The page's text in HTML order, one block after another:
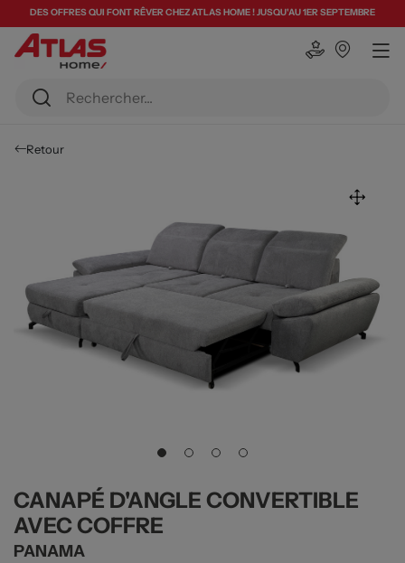
DES OFFRES QUI FONT RÊVER CHEZ ATLAS HOME ! JUSQU'AU 1ER SEPTEMBRE
Retour
CANAPÉ D'ANGLE CONVERTIBLE
AVEC COFFRE
PANAMA